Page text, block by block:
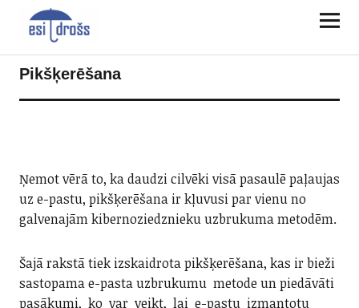
Pikšķerēšana
Ņemot vērā to, ka daudzi cilvēki visā pasaulē paļaujas
uz e-pastu, pikšķerēšana ir kļuvusi par vienu no
galvenajām kibernoziedznieku uzbrukuma metodēm.
Šajā rakstā tiek izskaidrota pikšķerēšana, kas ir bieži
sastopama e-pasta uzbrukumu metode un piedāvāti
pasākumi, ko var veikt, lai e-pastu izmantotu